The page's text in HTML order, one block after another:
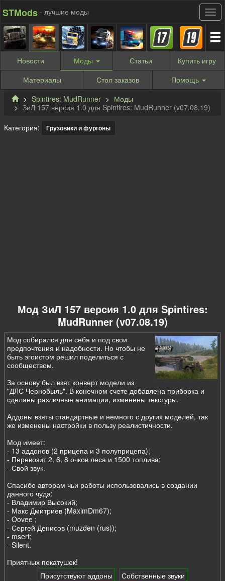
STMods - лучшие моды
Новости Моды Статьи Купить игру
Материалы
Стол заказов
Помощь
Spintires: MudRunner
Моды
ЗиЛ 157 версия 1.0 для Spintires: MudRunner (v07.08.19)
Категория: Грузовики и фургоны
Мод ЗиЛ 157 версия 1.0 для Spintires:
MudRunner (v07.08.19)
Мод собирался для себя и под свои
предпочтения и надобности. Но чтобы не
быть эгоистом решил поделиться с
сообществом.
За основу был взят конверт модели из
"ДЛС Чернобыль". В конечном счете добавлена приборка и
сделаны различные анимации, изменены текстуры.
Аддоны взяты стандартные и немного с других моделей, так
же изменены наcтройки в пользу реалистичности.
Мод имеет:
- 13 аддонов (2 прицепа и 3 полуприцепа);
- Перевозит 2, 6, 8 очков леса и 1500 топлива;
- Свой звук.
Спасибо авторам чьи работы использовались в создании
данного чуда:
- Владимир Высокий;
- Макс Дмитриев (MaximDm67);
- Oovee ;
- Сергей Денисов (muzden (rus));
- msert;
- Silent.
Приятных покатушек!
Присутствуют аддоны
Собственные звуки